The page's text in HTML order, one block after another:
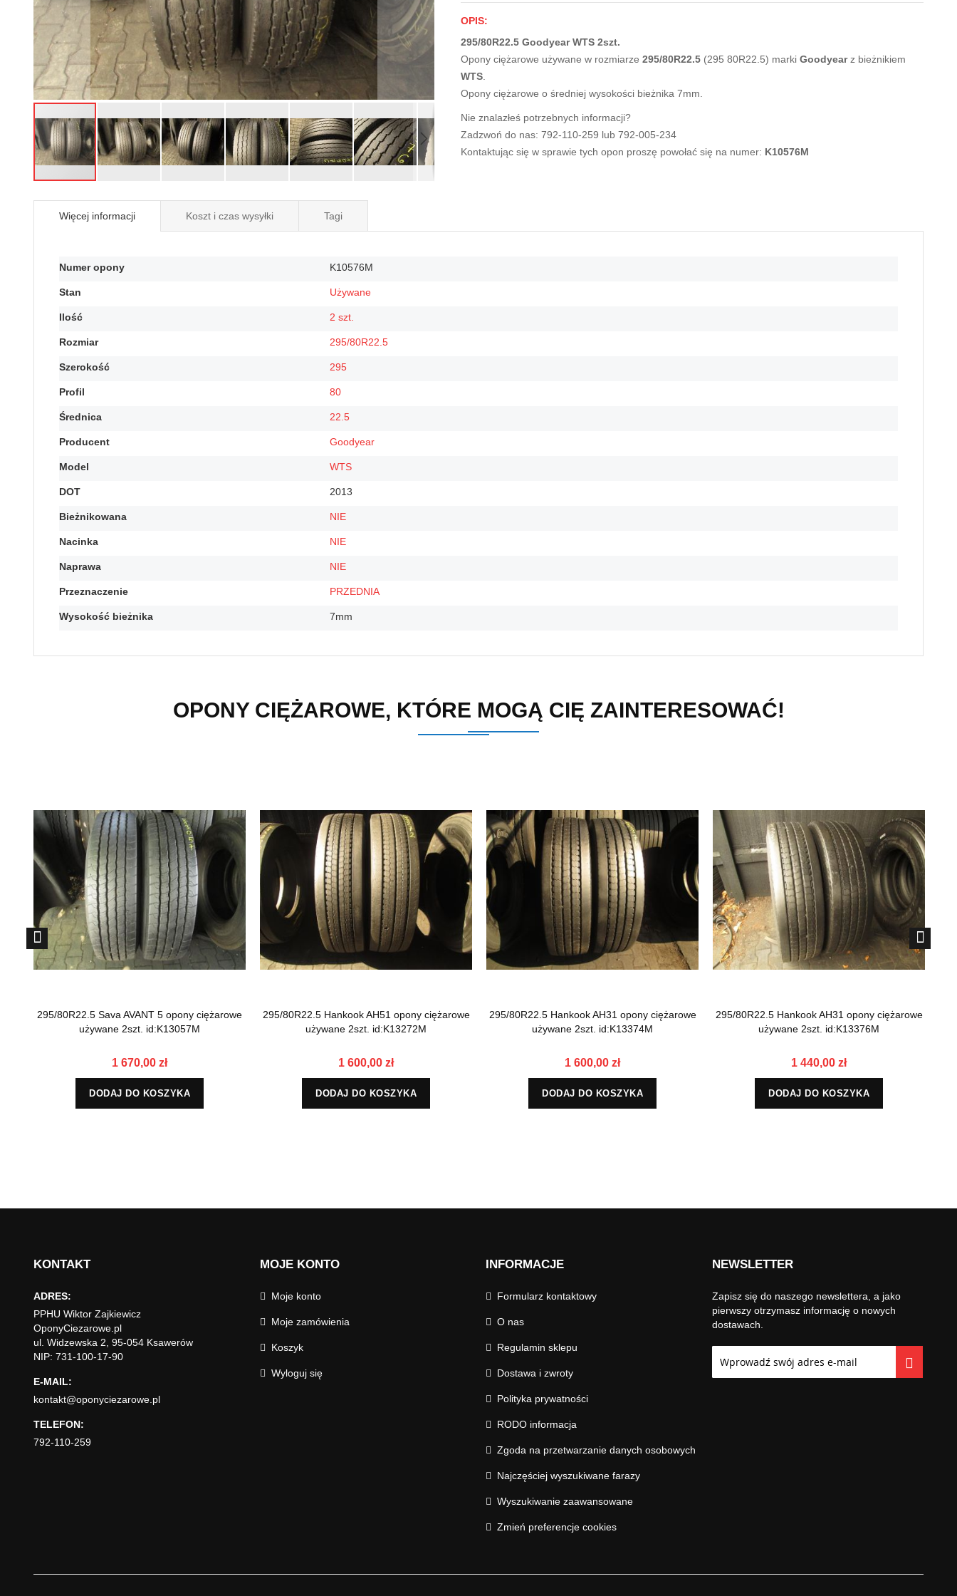
na
początek
OPIS:
295/80R22.5 Goodyear WTS 2szt.
Opony ciężarowe używane w rozmiarze 295/80R22.5 (295 80R22.5) marki Goodyearz bieżnikiem
WTS.
Opony ciężarowe o średniej wysokości bieżnika 7mm.
Nie znalazłeś potrzebnych informacji?
Zadzwoń do nas: 792-110-259 lub 792-005-234
Kontaktując się w sprawie tych opon proszę powołać się na numer: K10576M
Więcej informacji
Więcej
Numer opony K10576M
Stan Używane
Ilość 2 szt.
Rozmiar 295/80R22.5
Szerokość 295
Profil 80
Średnica 22.5
Producent Goodyear
Model WTS
DOT 2013
Bieżnikowana NIE
Nacinka NIE
Naprawa NIE
Przeznaczenie PRZEDNIA
Wysokość bieżnika 7mm
Koszt i czas wysyłki Tagi
OPONY CIĘŻAROWE, KTÓRE MOGĄ CIĘ ZAINTERESOWAĆ!
295/80R22.5 Sava AVANT 5 opony ciężarowe
używane 2szt. id:K13057M
1 670,00 zł
DODAJ DO KOSZYKA
295/80R22.5 Hankook AH51 opony ciężarowe
używane 2szt. id:K13272M
1 600,00 zł
DODAJ DO KOSZYKA
295/80R22.5 Hankook AH31 opony ciężarowe
używane 2szt. id:K13374M
1 600,00 zł
DODAJ DO KOSZYKA
295/80R22.5 Hankook AH31 opony ciężarowe
używane 2szt. id:K13376M
1 440,00 zł
DODAJ DO KOSZYKA
KONTAKT
ADRES:
PPHU Wiktor Zajkiewicz
OponyCiezarowe.pl
ul. Widzewska 2, 95-054 Ksawerów
NIP: 731-100-17-90
E-MAIL:
kontakt@oponyciezarowe.pl
TELEFON:
792-110-259
MOJE KONTO
Moje konto
Moje zamówienia
Koszyk
Wyloguj się
INFORMACJE
Formularz kontaktowy
O nas
Regulamin sklepu
Dostawa i zwroty
Polityka prywatności
RODO informacja
Zgoda na przetwarzanie danych osobowych
Najczęściej wyszukiwane farazy
Wyszukiwanie zaawansowane
Zmień preferencje cookies
NEWSLETTER
Zapisz się do naszego newslettera, a jako
pierwszy otrzymasz informację o nowych
dostawach.
nasz
newsletter: